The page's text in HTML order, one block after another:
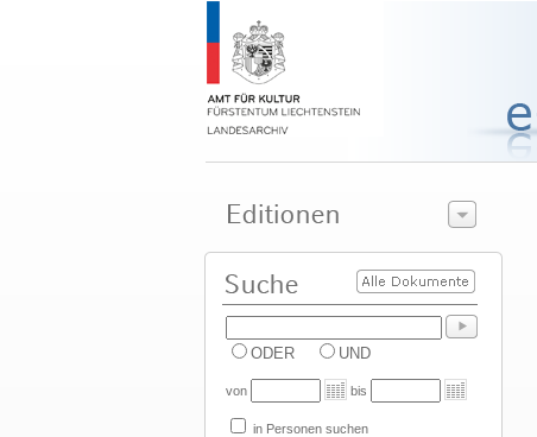
ODER UND
von bis
in Personen suchen